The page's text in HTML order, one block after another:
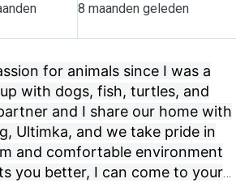
8 maanden geleden
for animals since I was a
with dogs, fish, turtles, and
and I share our home with
Ultimka, and we take pride in
and comfortable environment
you better, I can come to your